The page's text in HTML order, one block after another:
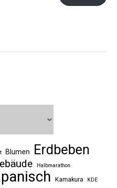
Blumen Erdbeben
Halbmarathon
Kamakura KDE